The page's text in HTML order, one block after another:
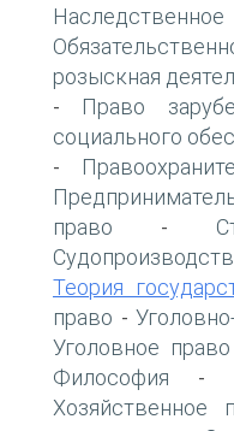
розыскная
- Право
социального
-
право -
Теория
право -
Уголовное право
Философия -
Хозяйственное